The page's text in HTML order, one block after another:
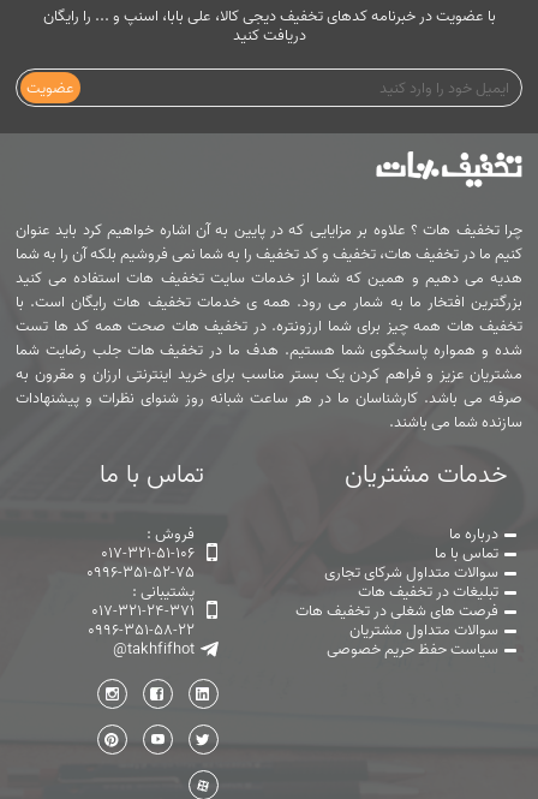
با عضویت در خبرنامه کدهای تخفیف دیجی کالا، علی بابا، اسنپ و ... را رایگان
دریافت کنید
عضویت
چرا تخفیف هات ؟ علاوه بر مزایایی که در پایین به آن اشاره خواهیم کرد باید عنوان
کنیم ما در تخفیف هات، تخفیف و کد تخفیف را به شما نمی فروشیم بلکه آن را به شما
هدیه می دهیم و همین که شما از خدمات سایت تخفیف هات استفاده می کنید
بزرگترین افتخار ما به شمار می رود. همه ی خدمات تخفیف هات رایگان است. با
تخفیف هات همه چیز برای شما ارزونتره. در تخفیف هات صحت همه کد ها تست
شده و همواره پاسخگوی شما هستیم. هدف ما در تخفیف هات جلب رضایت شما
مشتریان عزیز و فراهم کردن یک بستر مناسب برای خرید اینترنتی ارزان و مقرون به
صرفه می باشد. کارشناسان ما در هر ساعت شبانه روز شنوای نظرات و پیشنهادات
سازنده شما می باشند.
خدمات مشتریان
درباره ما
تماس با ما
سوالات متداول شرکای تجاری
تبلیغات در تخفیف هات
فرصت های شغلی در تخفیف هات
سوالات متداول مشتریان
سیاست حفظ حریم خصوصی
تماس با ما
فروش :
017-321-51-106
0996-351-52-75
پشتیبانی :
017-321-24-371
0996-351-58-22
@takhfifhot